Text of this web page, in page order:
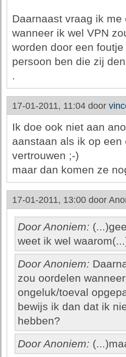
Daarnaast vraag ik
wanneer ik wel VPN
worden door een
persoon ben die zij
.
17-01-2011, 11:04 door
Ik doe ook niet aan
aanstaan als ik op
vertrouwen ;-)
maar dan komen ze
17-01-2011, 13:00 door
Door Anoniem:
weet ik wel
Door Anoniem:
zou oordelen
ongeluk/toeval
bewijs ik dan dat ik
hebben?
Door Anoniem: